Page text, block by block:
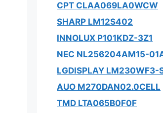
CPT CLAA069LA0WCW
SHARP LM12S402
INNOLUX P101KDZ-3Z1
NEC NL256204AM15-
LGDISPLAY LM230WF3-
AUO M270DAN02.0CELL
TMD LTA065B0F0F